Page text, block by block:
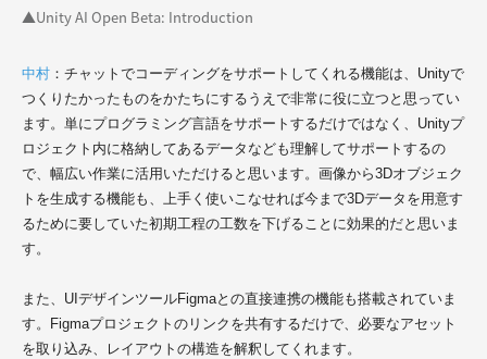
▲Unity AI Open Beta: Introduction
中村 ：チャットでコーディングをサポートしてくれる機能は、Unityで
つくりたかったものをかたちにするうえで非常に役に立つと思ってい
ます。単にプログラミング言語をサポートするだけではなく、Unityプ
ロジェクト内に格納してあるデータなども理解してサポートするの
で、幅広い作業に活用いただけると思います。画像から3Dオブジェク
トを生成する機能も、上手く使いこなせれば今まで3Dデータを用意す
るために要していた初期工程の工数を下げることに効果的だと思いま
す。
また、UIデザインツールFigmaとの直接連携の機能も搭載されていま
す。Figmaプロジェクトのリンクを共有するだけで、必要なアセット
を取り込み、レイアウトの構造を解釈してくれます。